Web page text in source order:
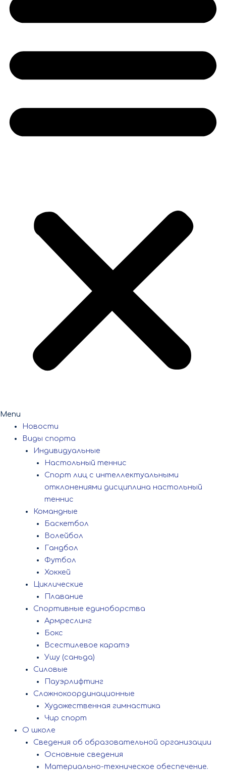
Menu
Новости
Виды спорта
Индивидуальные
Настольный теннис
Спорт лиц с интеллектуальными
отклонениями дисциплина настольный
теннис
Командные
Баскетбол
Волейбол
Гандбол
Футбол
Хоккей
Циклические
Плавание
Спортивные единоборства
Армреслинг
Бокс
Всестилевое каратэ
Ушу (саньда)
Силовые
Пауэрлифтинг
Сложнокоординационные
Художественная гимнастика
Чир спорт
О школе
Сведения об образовательной организации
Основные сведения
Материально-техническое обеспечение.